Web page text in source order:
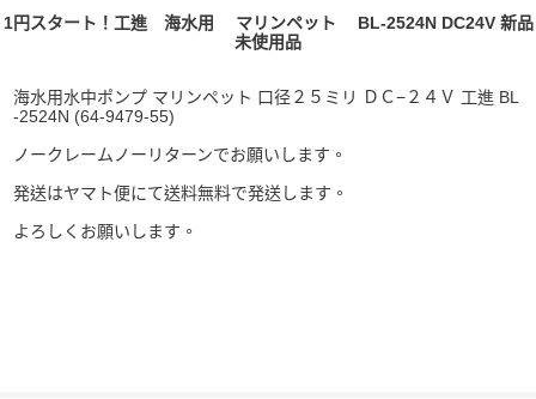
1円スタート！工進 海水用 マリンペット BL-2524N DC24V 新品
未使用品
海水用水中ポンプ マリンペット 口径２５ミリ ＤＣ−２４Ｖ 工進 BL
-2524N (64-9479-55)
ノークレームノーリターンでお願いします。
発送はヤマト便にて送料無料で発送します。
よろしくお願いします。